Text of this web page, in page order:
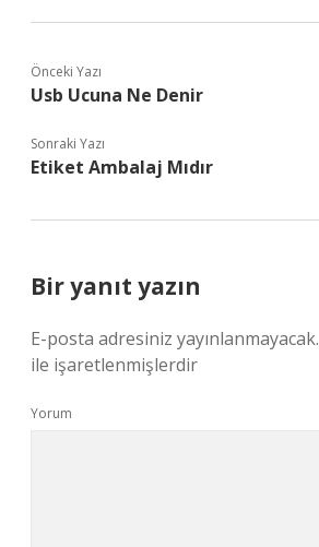
Önceki Yazı
Usb Ucuna Ne Denir
Sonraki Yazı
Etiket Ambalaj Mıdır
Bir yanıt yazın
E-posta adresiniz yayınlanmayacak.
ile işaretlenmişlerdir
Yorum